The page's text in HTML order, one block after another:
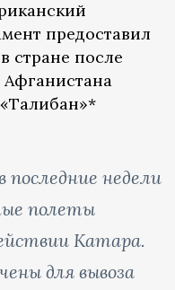
предоставил
стране после
Афганистана
недели
полеты
Катара.
для вывоза